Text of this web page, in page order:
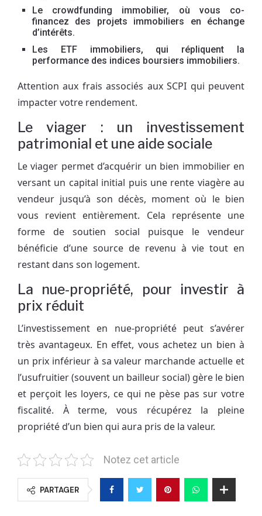
Le crowdfunding immobilier, où vous co-
financez des projets immobiliers en échange
d’intérêts.
Les ETF immobiliers, qui répliquent la
performance des indices boursiers immobiliers.
Attention aux frais associés aux SCPI qui peuvent
impacter votre rendement.
Le viager : un investissement
patrimonial et une aide sociale
Le viager permet d’acquérir un bien immobilier en
versant un capital initial puis une rente viagère au
vendeur jusqu’à son décès, moment où le bien
vous revient entièrement. Cela représente une
forme de soutien social puisque le vendeur
bénéficie d’une source de revenu à vie tout en
restant dans son logement.
La nue-propriété, pour investir à
prix réduit
L’investissement en nue-propriété peut s’avérer
très avantageux. En effet, vous achetez un bien à
un prix inférieur à sa valeur marchande actuelle et
l’usufruitier (souvent un bailleur social) gère le bien
et perçoit les loyers, ce qui ne pèse pas sur votre
fiscalité. À terme, vous récupérez la pleine
propriété d’un bien qui aura pris de la valeur.
Notez cet article
PARTAGER